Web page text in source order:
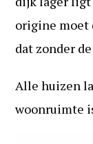
origine moet
dat zonder
Alle huizen
woonruimte